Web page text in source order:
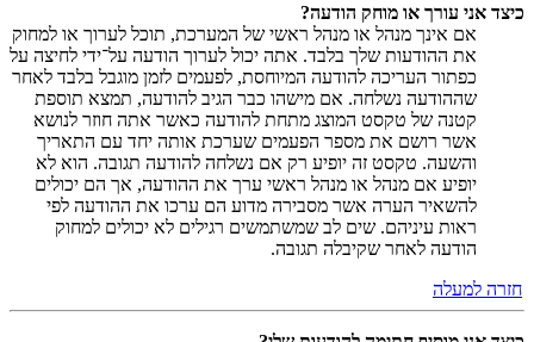
כיצד אני עורך או מוחק הודעה?
אם אינך מנהל או מנהל ראשי של המערכת, תוכל לערוך או למחוק
את ההודעות שלך בלבד. אתה יכול לערוך הודעה על־ידי לחיצה על
כפתור העריכה להודעה המיוחסת, לפעמים לזמן מוגבל בלבד לאחר
שההודעה נשלחה. אם מישהו כבר הגיב להודעה, תמצא תוספת
קטנה של טקסט המוצג מתחת להודעה כאשר אתה חוזר לנושא
אשר רושם את מספר הפעמים שערכת אותה יחד עם התאריך
והשעה. טקסט זה יופיע רק אם נשלחה להודעה תגובה. הוא לא
יופיע אם מנהל או מנהל ראשי ערך את ההודעה, אך הם יכולים
להשאיר הערה אשר מסבירה מדוע הם ערכו את ההודעה לפי
ראות עיניהם. שים לב שמשתמשים רגילים לא יכולים למחוק
הודעה לאחר שקיבלה תגובה.
חזרה למעלה